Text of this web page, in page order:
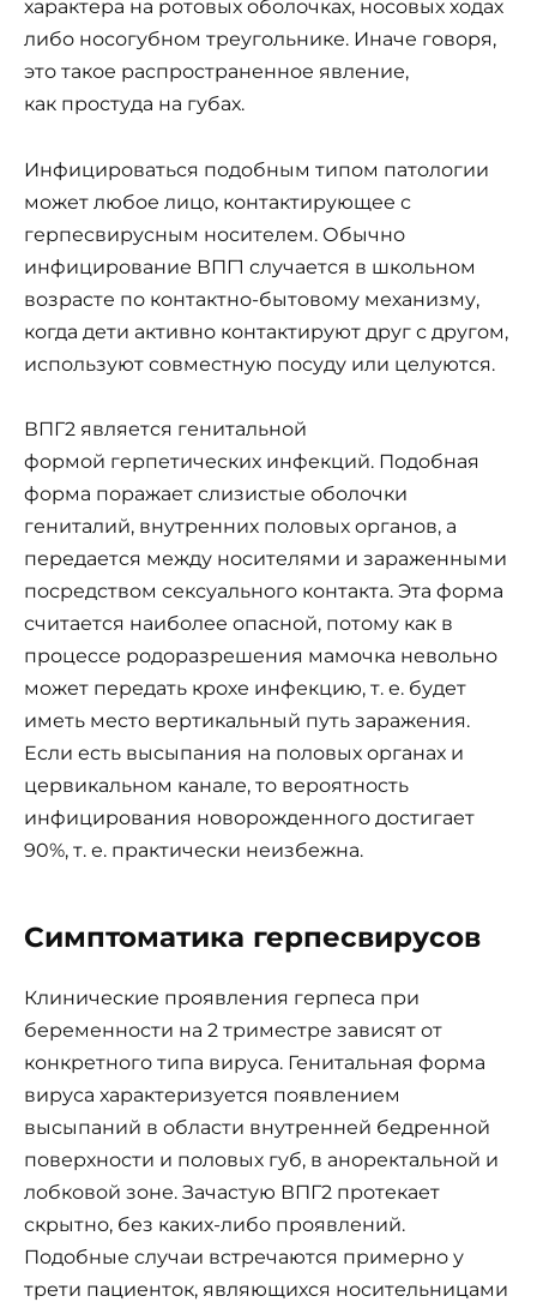
характера на ротовых оболочках, носовых ходах
либо носогубном треугольнике. Иначе говоря,
это такое распространенное явление,
как простуда на губах.
Инфицироваться подобным типом патологии
может любое лицо, контактирующее с
герпесвирусным носителем. Обычно
инфицирование ВПГ1 случается в школьном
возрасте по контактно-бытовому механизму,
когда дети активно контактируют друг с другом,
используют совместную посуду или целуются.
ВПГ2 является генитальной
формой герпетических инфекций. Подобная
форма поражает слизистые оболочки
гениталий, внутренних половых органов, а
передается между носителями и зараженными
посредством сексуального контакта. Эта форма
считается наиболее опасной, потому как в
процессе родоразрешения мамочка невольно
может передать крохе инфекцию, т. е. будет
иметь место вертикальный путь заражения.
Если есть высыпания на половых органах и
цервикальном канале, то вероятность
инфицирования новорожденного достигает
90%, т. е. практически неизбежна.
Симптоматика герпесвирусов
Клинические проявления герпеса при
беременности на 2 триместре зависят от
конкретного типа вируса. Генитальная форма
вируса характеризуется появлением
высыпаний в области внутренней бедренной
поверхности и половых губ, в аноректальной и
лобковой зоне. Зачастую ВПГ2 протекает
скрытно, без каких-либо проявлений.
Подобные случаи встречаются примерно у
трети пациенток, являющихся носительницами